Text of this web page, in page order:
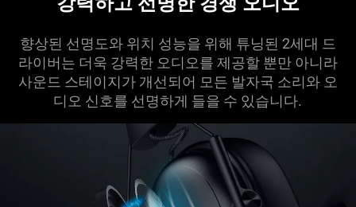
향상된 선명도와 위치 성능을 위해 튜닝된 2세대 드
라이버는 더욱 강력한 오디오를 제공할 뿐만 아니라
사운드 스테이지가 개선되어 모든 발자국 소리와 오
디오 신호를 선명하게 들을 수 있습니다.